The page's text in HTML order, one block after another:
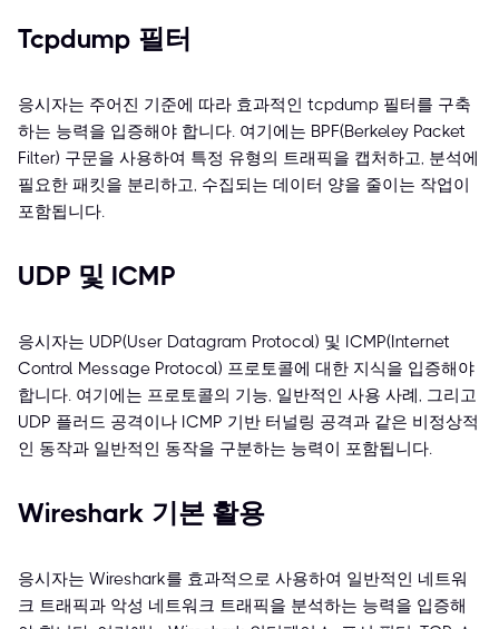
Tcpdump 필터
응시자는 주어진 기준에 따라 효과적인 tcpdump 필터를 구축
하는 능력을 입증해야 합니다. 여기에는 BPF(Berkeley Packet
Filter) 구문을 사용하여 특정 유형의 트래픽을 캡처하고, 분석에
필요한 패킷을 분리하고, 수집되는 데이터 양을 줄이는 작업이
포함됩니다.
UDP 및 ICMP
응시자는 UDP(User Datagram Protocol) 및 ICMP(Internet
Control Message Protocol) 프로토콜에 대한 지식을 입증해야
합니다. 여기에는 프로토콜의 기능, 일반적인 사용 사례, 그리고
UDP 플러드 공격이나 ICMP 기반 터널링 공격과 같은 비정상적
인 동작과 일반적인 동작을 구분하는 능력이 포함됩니다.
Wireshark 기본 활용
응시자는 Wireshark를 효과적으로 사용하여 일반적인 네트워
크 트래픽과 악성 네트워크 트래픽을 분석하는 능력을 입증해